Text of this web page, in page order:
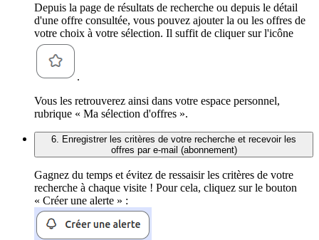
Depuis la page de résultats de recherche ou depuis le détail
d'une offre consultée, vous pouvez ajouter la ou les offres de
votre choix à votre sélection. Il suffit de cliquer sur l'icône
.
Vous les retrouverez ainsi dans votre espace personnel,
rubrique « Ma sélection d'offres ».
6. Enregistrer les critères de votre recherche et recevoir les
offres par e-mail (abonnement)
Gagnez du temps et évitez de ressaisir les critères de votre
recherche à chaque visite ! Pour cela, cliquez sur le bouton
« Créer une alerte » :